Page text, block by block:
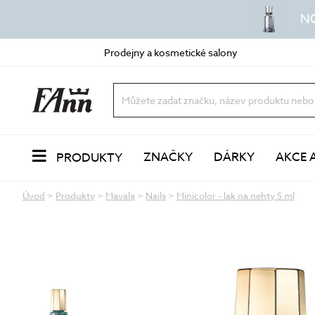
Prodejny a kosmetické salony
PRODUKTY
peeling a exfoliace
čisticí masky
LÍČENÍ
ZNAČKY DÁRKY AKCE
Úvod > Produkty > Mavala > Nails > Minicolor - lak na nehty 5 ml